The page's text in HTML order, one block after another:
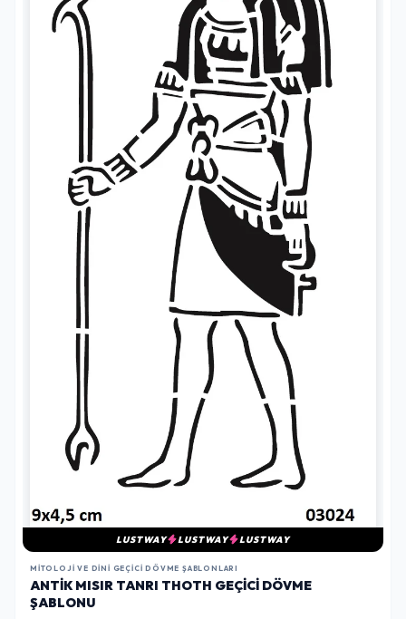
LUSTWAY LUSTWAY LUSTWAY
MITOLOJI VE DINI GEÇICI DÖVME ŞABLONLARI
ANTIK MISIR TANRI THOTH GEÇICI DÖVME
ŞABLONU